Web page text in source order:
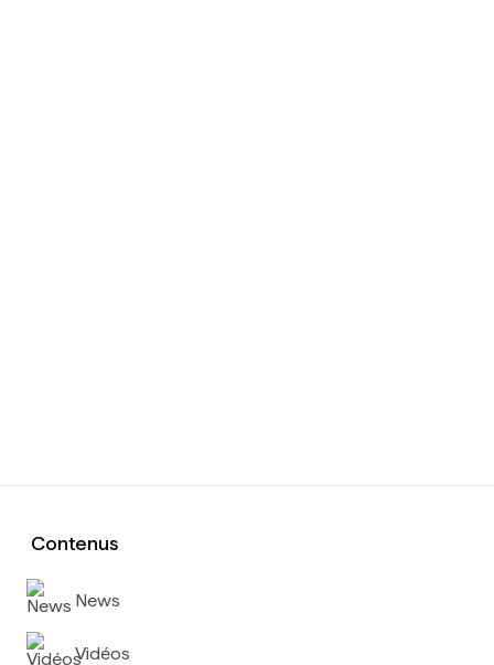
Contenus
News
Vidéos